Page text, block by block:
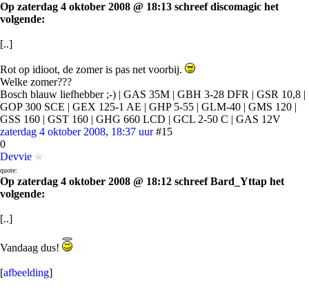
Op zaterdag 4 oktober 2008 @ 18:13 schreef discomagic het
volgende:
[..]
Rot op idioot, de zomer is pas net voorbij.
Welke zomer???
Bosch blauw liefhebber ;-) | GAS 35M | GBH 3-28 DFR | GSR 10,8 |
GOP 300 SCE | GEX 125-1 AE | GHP 5-55 | GLM-40 | GMS 120 |
GSS 160 | GST 160 | GHG 660 LCD | GCL 2-50 C | GAS 12V
zaterdag 4 oktober 2008, 18:37 uur #15
0
Devvie
quote:
Op zaterdag 4 oktober 2008 @ 18:12 schreef Bard_Yttap het
volgende:
[..]
Vandaag dus!
[afbeelding]